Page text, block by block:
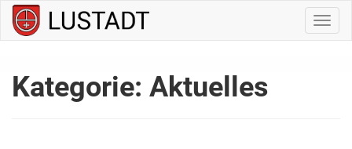
ein-/
Kategorie: Aktuelles